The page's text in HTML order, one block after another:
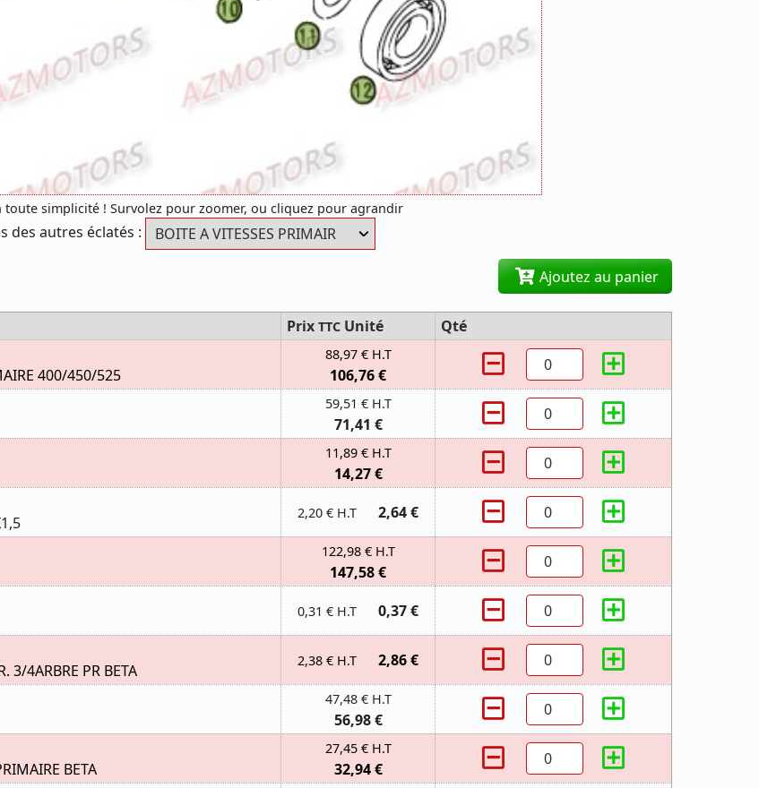
toute simplicité ! Survolez pour zoomer, ou cliquez pour agrandir
des autres éclatés :
Ajoutez au panier
Prix TTC Unité
Qté
400/450/525
88,97 € H.T
106,76 €
59,51 € H.T
71,41 €
11,89 € H.T
14,27 €
2,20 € H.T 2,64 €
122,98 € H.T
147,58 €
0,31 € H.T 0,37 €
3/4ARBRE PR BETA
2,38 € H.T 2,86 €
47,48 € H.T
56,98 €
BETA
27,45 € H.T
32,94 €